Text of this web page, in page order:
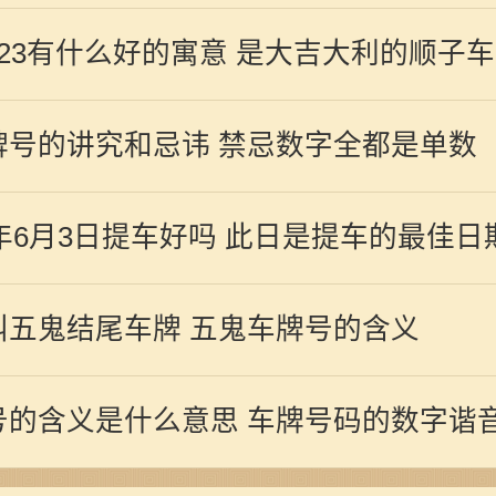
有什么好的寓意 是大吉大利的顺子
号的讲究和忌讳 禁忌数字全都是单数
6月3日提车好吗 此日是提车的最佳日
五鬼结尾车牌 五鬼车牌号的含义
的含义是什么意思 车牌号码的数字谐